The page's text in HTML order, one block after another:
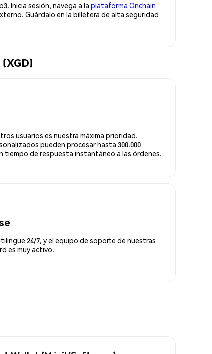
Inicia sesión, navega a la plataforma Onchain
Guárdalo en la billetera de alta seguridad
usuarios es nuestra máxima prioridad.
pueden procesar hasta 300.000
tiempo de respuesta instantáneo a las órdenes.
24/7, y el equipo de soporte de nuestras
es muy activo.